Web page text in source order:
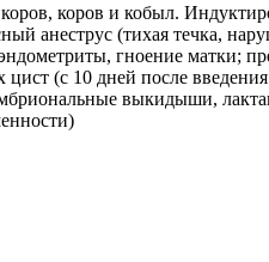
коров и кобыл.
анеструс (тихая течка,
гноение матки;
(с 10 дней после
выкидыши,